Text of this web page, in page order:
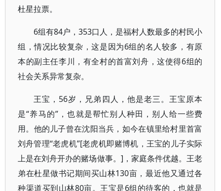
杜星拉票。
6组有84户，353口人，是福村人数最多的村民小
组，情况比较复杂，这是因为6组的名人较多，有原
本的副主任李川，有全村的首富刘舟，这使得6组的
社会关系异常复杂。
王宝，56岁，兄弟四人，他是老三。王宝原本
是“养马的”，也就是帮忙别人种田，别人给一些费
用。他的儿子曾在沈阳当兵，如今在镇里给村里首富
刘舟管理“老虎机”[老虎机即赌博机，王宝的儿子实际
上是在刘舟开办的赌场做事。]，家庭条件优越。王老
弟在杜星做书记期间买山林130亩，最近他又通过各
种渠道买到山林80亩。王宝是6组的待客的，也就是